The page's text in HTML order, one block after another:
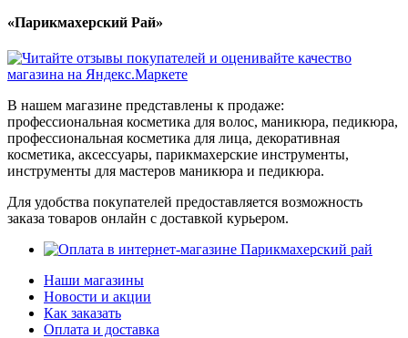
«Парикмахерский Рай»
В нашем магазине представлены к продаже:
профессиональная косметика для волос, маникюра, педикюра,
профессиональная косметика для лица, декоративная
косметика, аксессуары, парикмахерские инструменты,
инструменты для мастеров маникюра и педикюра.
Для удобства покупателей предоставляется возможность
заказа товаров онлайн с доставкой курьером.
Наши магазины
Новости и акции
Как заказать
Оплата и доставка